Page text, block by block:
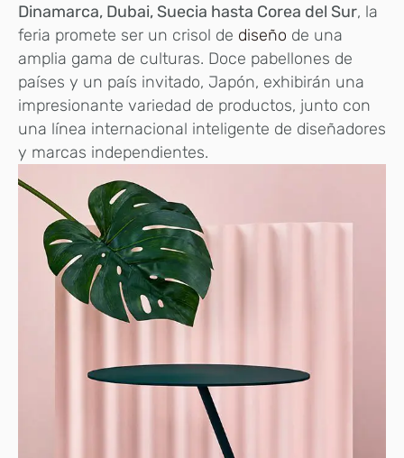
Dinamarca, Dubai, Suecia hasta Corea del Sur, la
feria promete ser un crisol de diseño de una
amplia gama de culturas. Doce pabellones de
países y un país invitado, Japón, exhibirán una
impresionante variedad de productos, junto con
una línea internacional inteligente de diseñadores
y marcas independientes.